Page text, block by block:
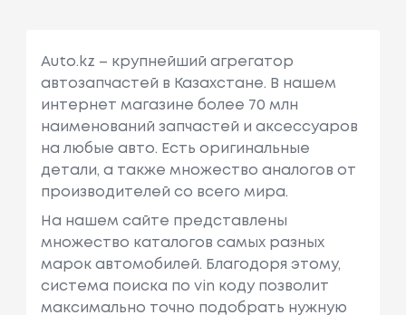
Auto.kz – крупнейший агрегатор
автозапчастей в Казахстане. В нашем
интернет магазине более 70 млн
наименований запчастей и аксессуаров
на любые авто. Есть оригинальные
детали, а также множество аналогов от
производителей со всего мира.
На нашем сайте представлены
множество каталогов самых разных
марок автомобилей. Благодоря этому,
система поиска по vin коду позволит
максимально точно подобрать нужную